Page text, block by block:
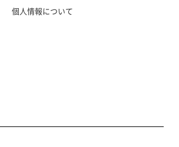
個人情報について